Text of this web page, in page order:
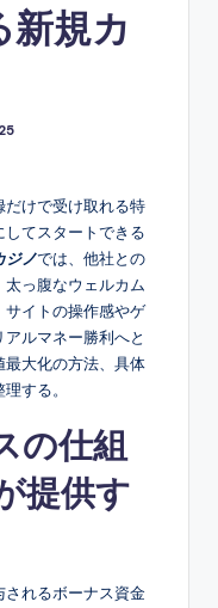
新規カ
だけで受け取れる特
てスタートできる
ジノでは、他社との
っ腹なウェルカム
イトの操作感やゲ
ルマネー勝利へと
大化の方法、具体
する。
の仕組
提供す
されるボーナス資金